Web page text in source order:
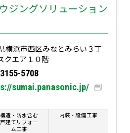
ジングソリューション
浜市西区みなとみらい３丁
クエア１０階
5708
sumai.panasonic.jp/
構造・防水含む
戸建てリフォー
ム工事
内装・設備工事